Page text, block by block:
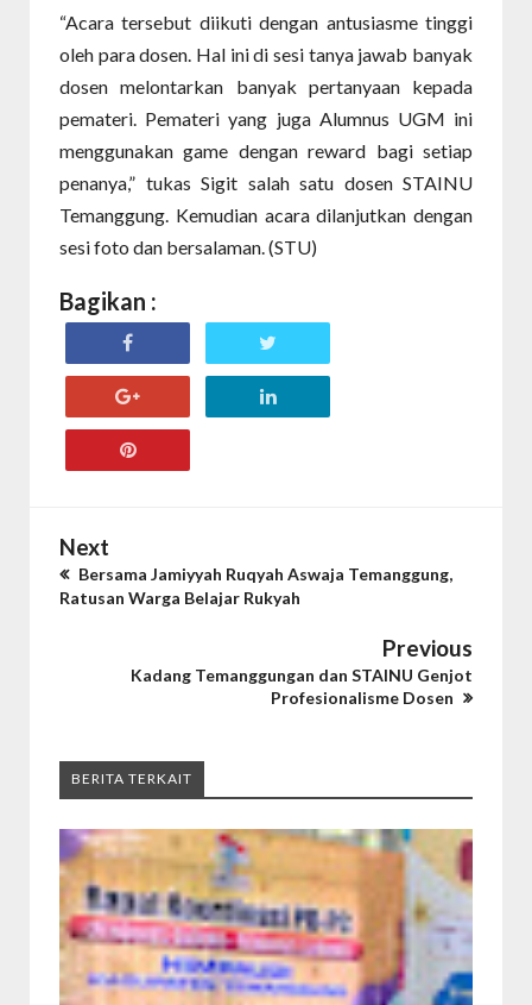
“Acara tersebut diikuti dengan antusiasme tinggi
oleh para dosen. Hal ini di sesi tanya jawab banyak
dosen melontarkan banyak pertanyaan kepada
pemateri. Pemateri yang juga Alumnus UGM ini
menggunakan game dengan reward bagi setiap
penanya,” tukas Sigit salah satu dosen STAINU
Temanggung. Kemudian acara dilanjutkan dengan
sesi foto dan bersalaman. (STU)
Bagikan :
Next
Bersama Jamiyyah Ruqyah Aswaja Temanggung,
Ratusan Warga Belajar Rukyah
Previous
Kadang Temanggungan dan STAINU Genjot
Profesionalisme Dosen
BERITA TERKAIT